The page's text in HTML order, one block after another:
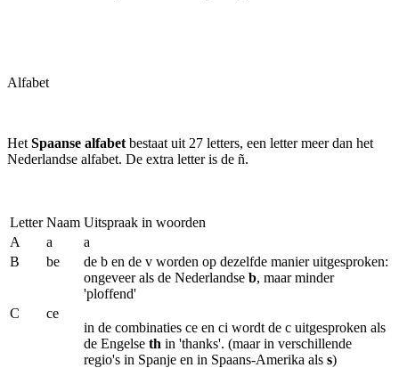
Alfabet
Het Spaanse alfabet bestaat uit 27 letters, een letter meer dan het
Nederlandse alfabet. De extra letter is de ñ.
Letter Naam Uitspraak in woorden
A
a
a
B
be
de b en de v worden op dezelfde manier uitgesproken:
ongeveer als de Nederlandse b, maar minder
'ploffend'
C
ce
in de combinaties ce en ci wordt de c uitgesproken als
de Engelse th in 'thanks'. (maar in verschillende
regio's in Spanje en in Spaans-Amerika als s)